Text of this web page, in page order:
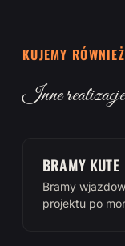
KUJEMY RÓWNIEŻ
Inne realizacje
BRAMY KUTE
Bramy
projektu po